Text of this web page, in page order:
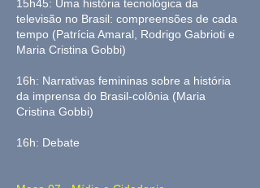
15h45: Uma história tecnológica da
televisão no Brasil: compreensões de cada
tempo (Patrícia Amaral, Rodrigo Gabrioti e
Maria Cristina Gobbi)
16h: Narrativas femininas sobre a história
da imprensa do Brasil-colônia (Maria
Cristina Gobbi)
16h: Debate